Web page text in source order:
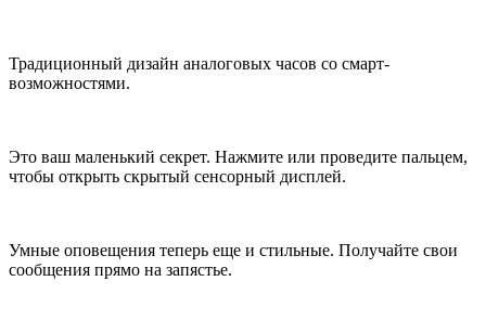
Традиционный дизайн аналоговых часов со смарт-
возможностями.
Это ваш маленький секрет. Нажмите или проведите пальцем,
чтобы открыть скрытый сенсорный дисплей.
Умные оповещения теперь еще и стильные. Получайте свои
сообщения прямо на запястье.